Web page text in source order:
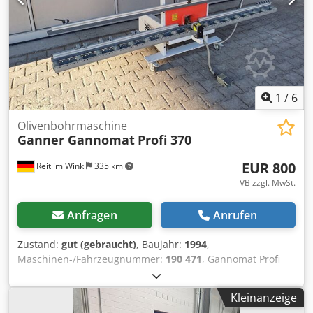
1 / 6
Reit im Winkl 335 km
Olivenbohrmaschine
Ganner Gannomat Profi 370
EUR 800
VB zzgl. MwSt.
Anfragen Anrufen
Zustand: gut (gebraucht), Baujahr: 1994,
Maschinen-/Fahrzeugnummer: 190 471, Gannomat Profi
370 Olivenbohrmaschine Olivenbohrmaschine für vertikale
Anlage der Flügel und Bohrung der Olivenbohrung von
hinten. -Höhen- und tiefenverstellbares Bohraggregat
Kleinanzeige